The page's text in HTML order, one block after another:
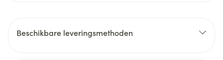
Beschikbare leveringsmethoden